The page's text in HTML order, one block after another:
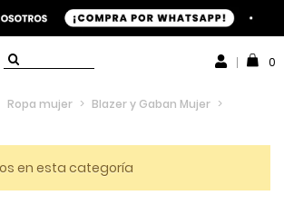
0
Ropa mujer > Blazer y Gaban Mujer >
en esta categoría